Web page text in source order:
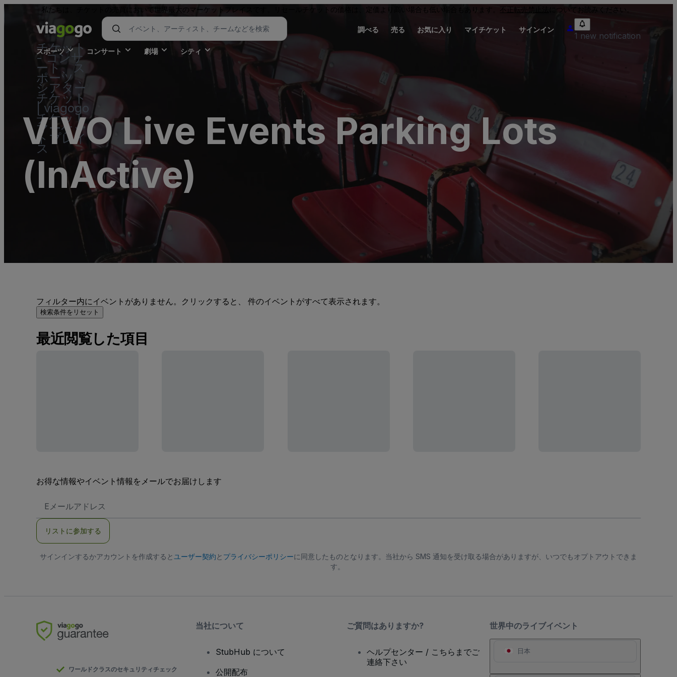
私たちは、チケットの売買において世界最大のマーケットプレイスです。リセールチケットの価格は、定価より高い場合も低い場合もあります。 不正転売禁止法 についてお読みください。
チケット
- コンサ
ート、ス
ポーツ 、
シアター
チケット
| viagogo
チケット
マーケッ
トプレイ
ス
調べる 売る お気に入り マイチケット サインイン
1 new notification
スポーツ コンサート 劇場 シティ
VIVO Live Events Parking Lots
(InActive)
フィルター内にイベントがありません。クリックすると、 件のイベントがすべて表示されます。
検索条件をリセット
最近閲覧した項目
お得な情報やイベント情報をメールでお届けします
メ
ア
ス
リストに参加する
サインインするかアカウントを作成すると ユーザー契約と プライバシーポリシーに同意したものとなります。当社から SMS 通知を受け取る場合がありますが、いつでもオプトアウトできま
す。
世界中のライブイベント
日本
ワールドクラスのセキュリティチェック
当社について
StubHub について
公開配布
ご質問はありますか?
ヘルプセンター / こちらまでご
連絡下さい